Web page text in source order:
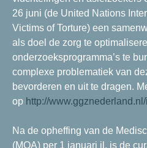
26 juni (de United Nations
Victims of Torture) een
als doel de zorg te
onderzoeksprogramma’s te
complexe problematiek van
bevorderen en uit te dragen.
op http://
Na de opheffing van de
(MOA) per 1 januari jl. is de